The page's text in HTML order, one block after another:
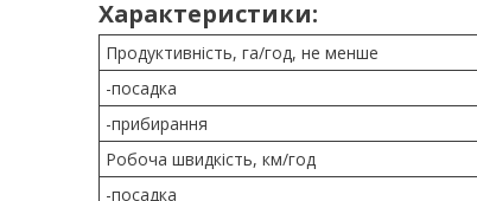
Характеристики:
Продуктивність, га/год, не менше
-посадка
-прибирання
Робоча швидкість, км/год
-посадка